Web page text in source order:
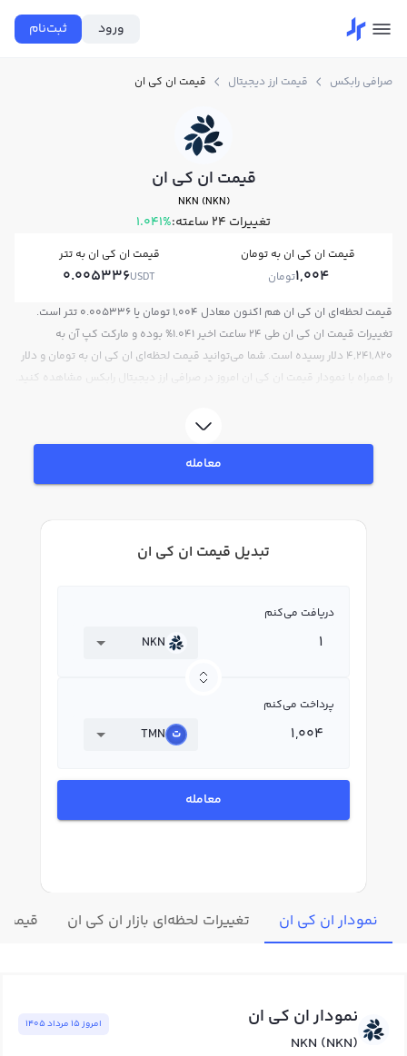
ورود ثبت‌نام
صرافی رابکس قیمت ارز دیجیتال قیمت ان کی ان
قیمت ان کی ان
NKN (NKN)
تغییرات ۲۴ ساعته: 1.041%
قیمت ان کی ان به تومان
1,004تومان
قیمت ان کی ان به تتر
0.005336USDT
قیمت لحظه‌ای ان کی ان هم اکنون معادل 1,004 تومان یا 0.005336 تتر است.
تغییرات قیمت ان کی ان طی 24 ساعت اخیر 1.041% بوده و مارکت کپ آن به
4,241,820 دلار رسیده است. شما می‌توانید قیمت لحظه‌ای ان کی ان به تومان و دلار
را همراه با نمودار قیمت ان کی ان امروز در صرافی ارز دیجیتال رابکس مشاهده کنید.
معامله
تبدیل قیمت ان کی ان
دریافت می‌کنم
NKN
پرداخت می‌کنم
TMN
معامله
نمودار ان کی ان تغییرات لحظه‌ای بازار ان کی ان قیمت
نمودار ان کی ان
NKN (NKN)
امروز ١٥ مرداد ١٤٠٥